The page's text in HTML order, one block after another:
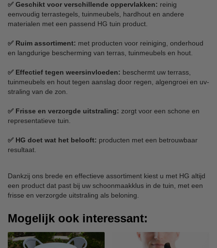
✅ Geschikt voor verschillende oppervlakken: reinig
eenvoudig terrastegels, tuinmeubels, hardhout en andere
materialen met een passend HG tuin product.
✅ Ruim assortiment: met producten voor reiniging, onderhoud
en langdurige bescherming van terras, tuinmeubels en hout.
✅ Effectief tegen weersinvloeden: beschermt uw terrass,
tuinmeubels en hout tegen aanslag door regen, algengroei en uv-
straling van de zon.
✅ Frisse en verzorgde uitstraling: zorgt voor een schone en
representatieve tuin.
✅ HG doet wat het belooft: producten met een betrouwbaar
resultaat.
Dankzij ons brede en effectieve assortiment kiest u met HG altijd
een product dat past bij uw schoonmaakklus in de tuin, met een
frisse en verzorgde uitstraling als beloning.
Mogelijk ook interessant: